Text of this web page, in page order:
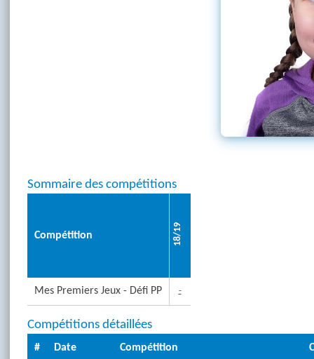
Sommaire des compétitions
Compétition 18/19
Mes Premiers Jeux - Défi PP -
Compétitions détaillées
# Date Compétition